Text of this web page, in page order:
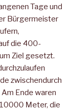
Tage und
Bürgermeister
die 400-
Ziel gesetzt.
zwischendurch
Ende waren
Meter, die